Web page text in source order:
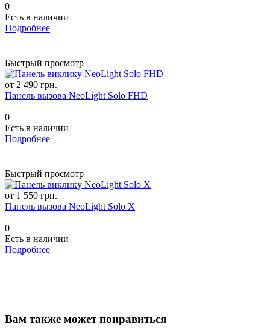
0
Есть в наличии
Подробнее
Быстрый просмотр
от 2 490 грн.
Панель вызова NeoLight Solo FHD
0
Есть в наличии
Подробнее
Быстрый просмотр
от 1 550 грн.
Панель вызова NeoLight Solo X
0
Есть в наличии
Подробнее
Вам также может понравиться